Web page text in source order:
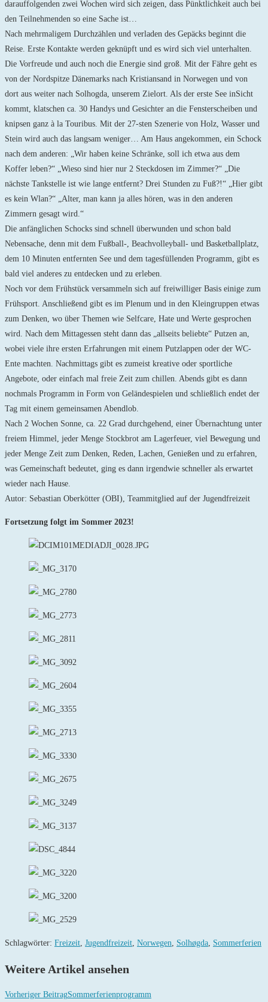
darauffolgenden zwei Wochen wird sich zeigen, dass Pünktlichkeit auch bei
den Teilnehmenden so eine Sache ist…
Nach mehrmaligem Durchzählen und verladen des Gepäcks beginnt die
Reise. Erste Kontakte werden geknüpft und es wird sich viel unterhalten.
Die Vorfreude und auch noch die Energie sind groß. Mit der Fähre geht es
von der Nordspitze Dänemarks nach Kristiansand in Norwegen und von
dort aus weiter nach Solhogda, unserem Zielort. Als der erste See inSicht
kommt, klatschen ca. 30 Handys und Gesichter an die Fensterscheiben und
knipsen ganz à la Touribus. Mit der 27-sten Szenerie von Holz, Wasser und
Stein wird auch das langsam weniger… Am Haus angekommen, ein Schock
nach dem anderen: „Wir haben keine Schränke, soll ich etwa aus dem
Koffer leben?“ „Wieso sind hier nur 2 Steckdosen im Zimmer?“ „Die
nächste Tankstelle ist wie lange entfernt? Drei Stunden zu Fuß?!“ „Hier gibt
es kein Wlan?“ „Alter, man kann ja alles hören, was in den anderen
Zimmern gesagt wird.“
Die anfänglichen Schocks sind schnell überwunden und schon bald
Nebensache, denn mit dem Fußball-, Beachvolleyball- und Basketballplatz,
dem 10 Minuten entfernten See und dem tagesfüllenden Programm, gibt es
bald viel anderes zu entdecken und zu erleben.
Noch vor dem Frühstück versammeln sich auf freiwilliger Basis einige zum
Frühsport. Anschließend gibt es im Plenum und in den Kleingruppen etwas
zum Denken, wo über Themen wie Selfcare, Hate und Werte gesprochen
wird. Nach dem Mittagessen steht dann das „allseits beliebte“ Putzen an,
wobei viele ihre ersten Erfahrungen mit einem Putzlappen oder der WC-
Ente machten. Nachmittags gibt es zumeist kreative oder sportliche
Angebote, oder einfach mal freie Zeit zum chillen. Abends gibt es dann
nochmals Programm in Form von Geländespielen und schließlich endet der
Tag mit einem gemeinsamen Abendlob.
Nach 2 Wochen Sonne, ca. 22 Grad durchgehend, einer Übernachtung unter
freiem Himmel, jeder Menge Stockbrot am Lagerfeuer, viel Bewegung und
jeder Menge Zeit zum Denken, Reden, Lachen, Genießen und zu erfahren,
was Gemeinschaft bedeutet, ging es dann irgendwie schneller als erwartet
wieder nach Hause.
Autor: Sebastian Oberkötter (OBI), Teammitglied auf der Jugendfreizeit
Fortsetzung folgt im Sommer 2023!
Schlagwörter: Freizeit, Jugendfreizeit, Norwegen, Solhøgda, Sommerferien
Weitere Artikel ansehen
Vorheriger BeitragSommerferienprogramm